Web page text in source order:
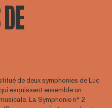
de deux symphonies de Luc
esquissent ensemble un
La Symphonie n° 2